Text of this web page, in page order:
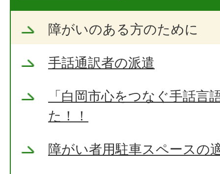
障がいのある方のために
手話通訳者の派遣
「白岡市心をつなぐ手話言
た！！
障がい者用駐車スペースの